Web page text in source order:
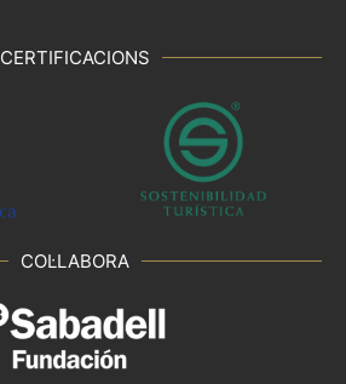
CERTIFICACIONS
COL·LABORA